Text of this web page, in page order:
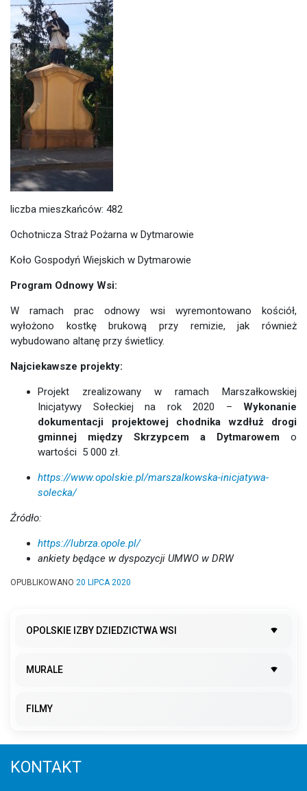
liczba mieszkańców: 482
Ochotnicza Straż Pożarna w Dytmarowie
Koło Gospodyń Wiejskich w Dytmarowie
Program Odnowy Wsi:
W ramach prac odnowy wsi wyremontowano kościół,
wyłożono kostkę brukową przy remizie, jak również
wybudowano altanę przy świetlicy.
Najciekawsze projekty:
Projekt zrealizowany w ramach Marszałkowskiej
Inicjatywy Sołeckiej na rok 2020 – Wykonanie
dokumentacji projektowej chodnika wzdłuż drogi
gminnej między Skrzypcem a Dytmarowem o
wartości 5 000 zł.
https://www.opolskie.pl/marszalkowska-inicjatywa-
solecka/
Źródło:
https://lubrza.opole.pl/
ankiety będące w dyspozycji UMWO w DRW
OPUBLIKOWANO 20 LIPCA 2020
OPOLSKIE IZBY DZIEDZICTWA WSI
MURALE
FILMY
KONTAKT